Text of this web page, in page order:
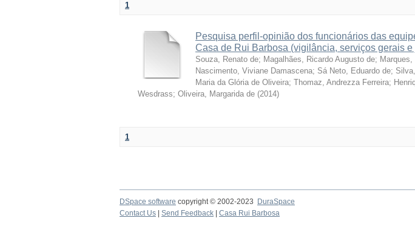
1
Pesquisa perfil-opinião dos funcionários das
Casa de Rui Barbosa (vigilância, serviços gerais
Souza, Renato de; Magalhães, Ricardo Augusto de;
Nascimento, Viviane Damascena; Sá Neto, Eduardo de;
Maria da Glória de Oliveira; Thomaz, Andrezza Ferreira;
Wesdrass; Oliveira, Margarida de (2014)
1
DSpace software copyright © 2002-2023 DuraSpace
Contact Us
Send Feedback Casa Rui Barbosa